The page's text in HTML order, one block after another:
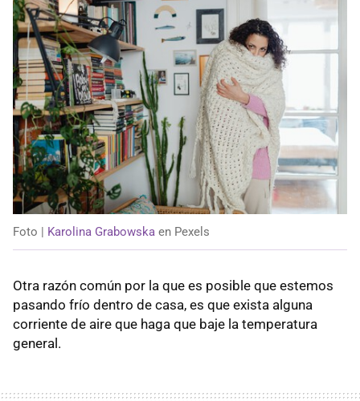
Foto | Karolina Grabowska en Pexels
Otra razón común por la que es posible que estemos
pasando frío dentro de casa, es que exista alguna
corriente de aire que haga que baje la temperatura
general.